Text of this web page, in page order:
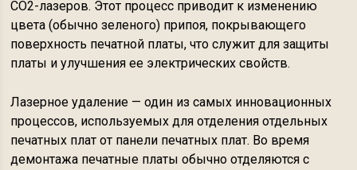
CO2-лазеров. Этот процесс приводит к изменению
цвета (обычно зеленого) припоя, покрывающего
поверхность печатной платы, что служит для защиты
платы и улучшения ее электрических свойств.
Лазерное удаление — один из самых инновационных
процессов, используемых для отделения отдельных
печатных плат от панели печатных плат. Во время
демонтажа печатные платы обычно отделяются с